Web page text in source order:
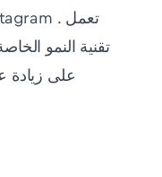
تقنية النمو
على زيادة